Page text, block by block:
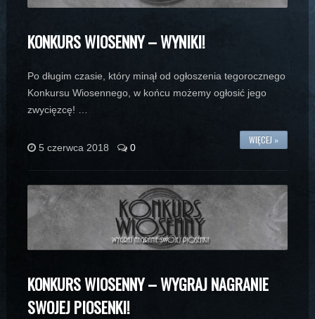
KONKURS WIOSENNY – WYNIKI!
Po długim czasie, który minął od ogłoszenia tegorocznego
Konkursu Wiosennego, w końcu możemy ogłosić jego
zwycięzcę! …
WIĘCEJ »
5 czerwca 2018 0
KONKURS WIOSENNY – WYGRAJ NAGRANIE
SWOJEJ PIOSENKI!